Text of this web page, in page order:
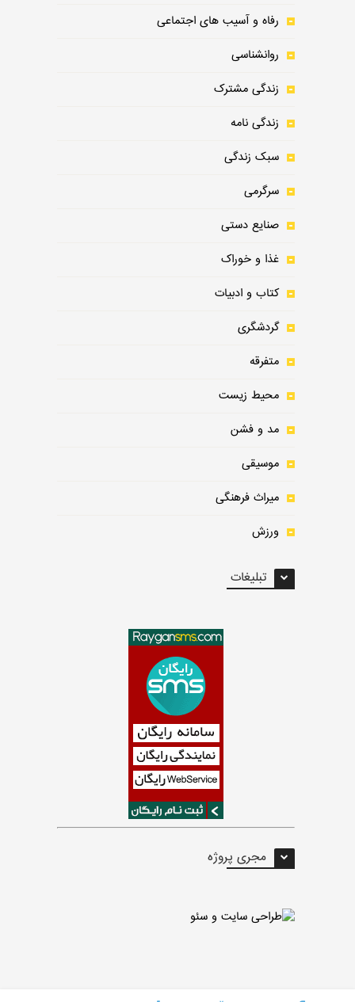
رفاه و آسیب های اجتماعی
روانشناسی
زندگی مشترک
زندگی نامه
سبک زندگی
سرگرمی
صنایع دستی
غذا و خوراک
کتاب و ادبیات
گردشگری
متفرقه
محیط زیست
مد و فشن
موسیقی
میراث فرهنگی
ورزش
تبلیغات
مجری پروژه